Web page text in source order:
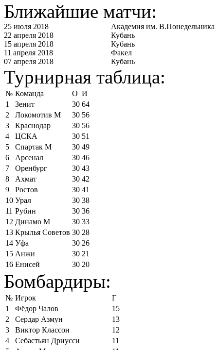
Ближайшие матчи:
25 июля 2018
Академия им. В.Понедельника
22 апреля 2018
Кубань
15 апреля 2018
Кубань
11 апреля 2018
Факел
07 апреля 2018
Кубань
Турнирная таблица:
№ Команда О И
1
Зенит 30 64
2
Локомотив М 30 56
3
Краснодар 30 56
4
ЦСКА 30 51
5
Спартак М 30 49
6
Арсенал 30 46
7
Оренбург 30 43
8
Ахмат 30 42
9
Ростов 30 41
10 Урал 30 38
11 Рубин 30 36
12 Динамо М 30 33
13 Крылья Советов 30 28
14 Уфа 30 26
15 Анжи 30 21
16 Енисей 30 20
Бомбардиры:
№ Игрок
Г
1
Фёдор Чалов
15
2
Сердар Азмун
13
3
Виктор Классон
12
4
Себастьян Дриусси
11